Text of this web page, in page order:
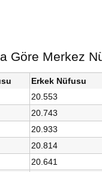
Göre Merkez
Erkek Nüfusu
20.553
20.743
20.933
20.814
20.641